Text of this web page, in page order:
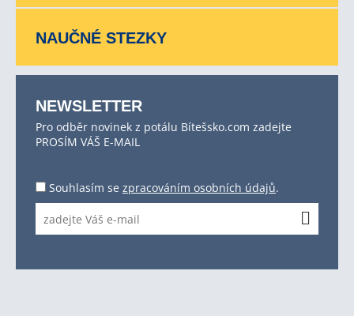
NAUČNÉ STEZKY
NEWSLETTER
Pro odběr novinek z potálu Bítešsko.com zadejte
PROSÍM VÁŠ E-MAIL
Souhlasím se zpracováním osobních údajů.